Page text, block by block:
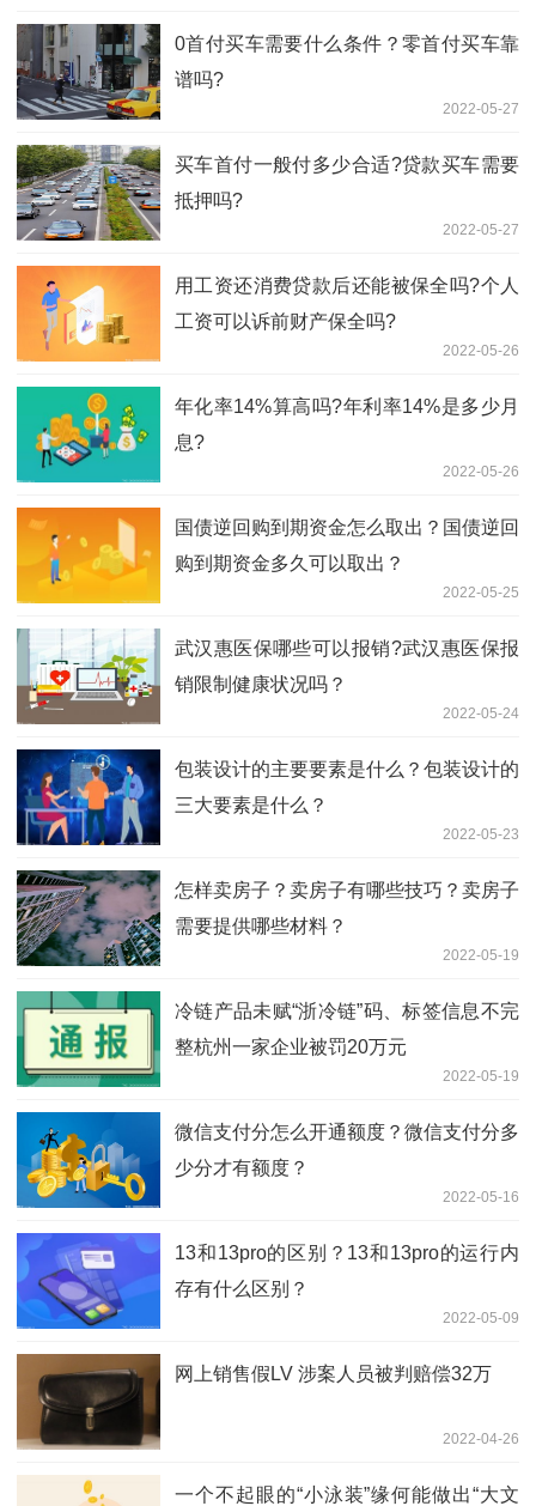
0首付买车需要什么条件？零首付买车靠
谱吗?
2022-05-27
买车首付一般付多少合适?贷款买车需要
抵押吗?
2022-05-27
用工资还消费贷款后还能被保全吗?个人
工资可以诉前财产保全吗?
2022-05-26
年化率14%算高吗?年利率14%是多少月
息?
2022-05-26
国债逆回购到期资金怎么取出？国债逆回
购到期资金多久可以取出？
2022-05-25
武汉惠医保哪些可以报销?武汉惠医保报
销限制健康状况吗？
2022-05-24
包装设计的主要要素是什么？包装设计的
三大要素是什么？
2022-05-23
怎样卖房子？卖房子有哪些技巧？卖房子
需要提供哪些材料？
2022-05-19
冷链产品未赋“浙冷链”码、标签信息不完
整杭州一家企业被罚20万元
2022-05-19
微信支付分怎么开通额度？微信支付分多
少分才有额度？
2022-05-16
13和13pro的区别？13和13pro的运行内
存有什么区别？
2022-05-09
网上销售假LV 涉案人员被判赔偿32万
2022-04-26
一个不起眼的“小泳装”缘何能做出“大文